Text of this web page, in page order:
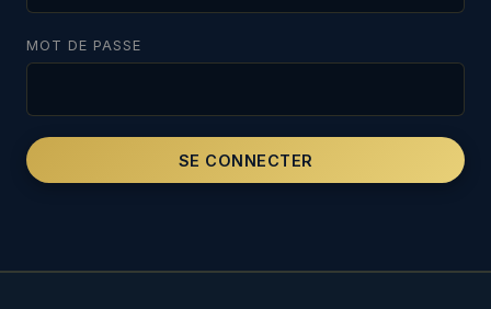
MOT DE PASSE
SE CONNECTER